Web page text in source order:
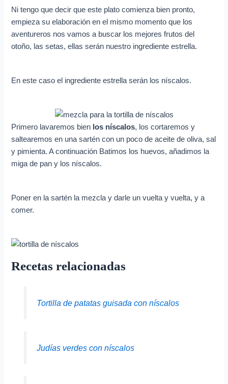
Ni tengo que decir que este plato comienza bien pronto,
empieza su elaboración en el mismo momento que los
aventureros nos vamos a buscar los mejores frutos del
otoño, las setas, ellas serán nuestro ingrediente estrella.
En este caso el ingrediente estrella serán los níscalos.
Primero lavaremos bien los níscalos, los cortaremos y
saltearemos en una sartén con un poco de aceite de oliva, sal
y pimienta. A continuación Batimos los huevos, añadimos la
miga de pan y los níscalos.
Poner en la sartén la mezcla y darle un vuelta y vuelta, y a
comer.
Recetas relacionadas
Tortilla de patatas guisada con níscalos
Judías verdes con níscalos